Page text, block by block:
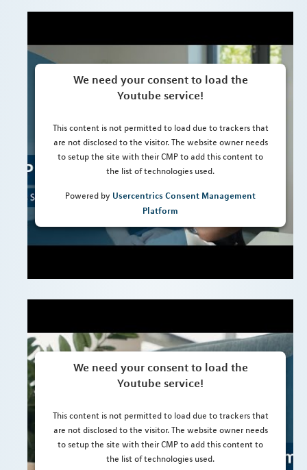
We need your consent to load the
Youtube service!
This content is not permitted to load due to trackers that
are not disclosed to the visitor. The website owner needs
to setup the site with their CMP to add this content to
the list of technologies used.
Powered by Usercentrics Consent Management
Platform
We need your consent to load the
Youtube service!
This content is not permitted to load due to trackers that
are not disclosed to the visitor. The website owner needs
to setup the site with their CMP to add this content to
the list of technologies used.